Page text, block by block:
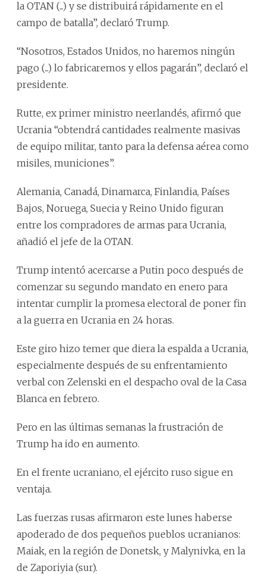
la OTAN (...) y se distribuirá rápidamente en el
campo de batalla”, declaró Trump.
“Nosotros, Estados Unidos, no haremos ningún
pago (...) lo fabricaremos y ellos pagarán”, declaró el
presidente.
Rutte, ex primer ministro neerlandés, afirmó que
Ucrania “obtendrá cantidades realmente masivas
de equipo militar, tanto para la defensa aérea como
misiles, municiones”.
Alemania, Canadá, Dinamarca, Finlandia, Países
Bajos, Noruega, Suecia y Reino Unido figuran
entre los compradores de armas para Ucrania,
añadió el jefe de la OTAN.
Trump intentó acercarse a Putin poco después de
comenzar su segundo mandato en enero para
intentar cumplir la promesa electoral de poner fin
a la guerra en Ucrania en 24 horas.
Este giro hizo temer que diera la espalda a Ucrania,
especialmente después de su enfrentamiento
verbal con Zelenski en el despacho oval de la Casa
Blanca en febrero.
Pero en las últimas semanas la frustración de
Trump ha ido en aumento.
En el frente ucraniano, el ejército ruso sigue en
ventaja.
Las fuerzas rusas afirmaron este lunes haberse
apoderado de dos pequeños pueblos ucranianos:
Maiak, en la región de Donetsk, y Malynivka, en la
de Zaporiyia (sur).